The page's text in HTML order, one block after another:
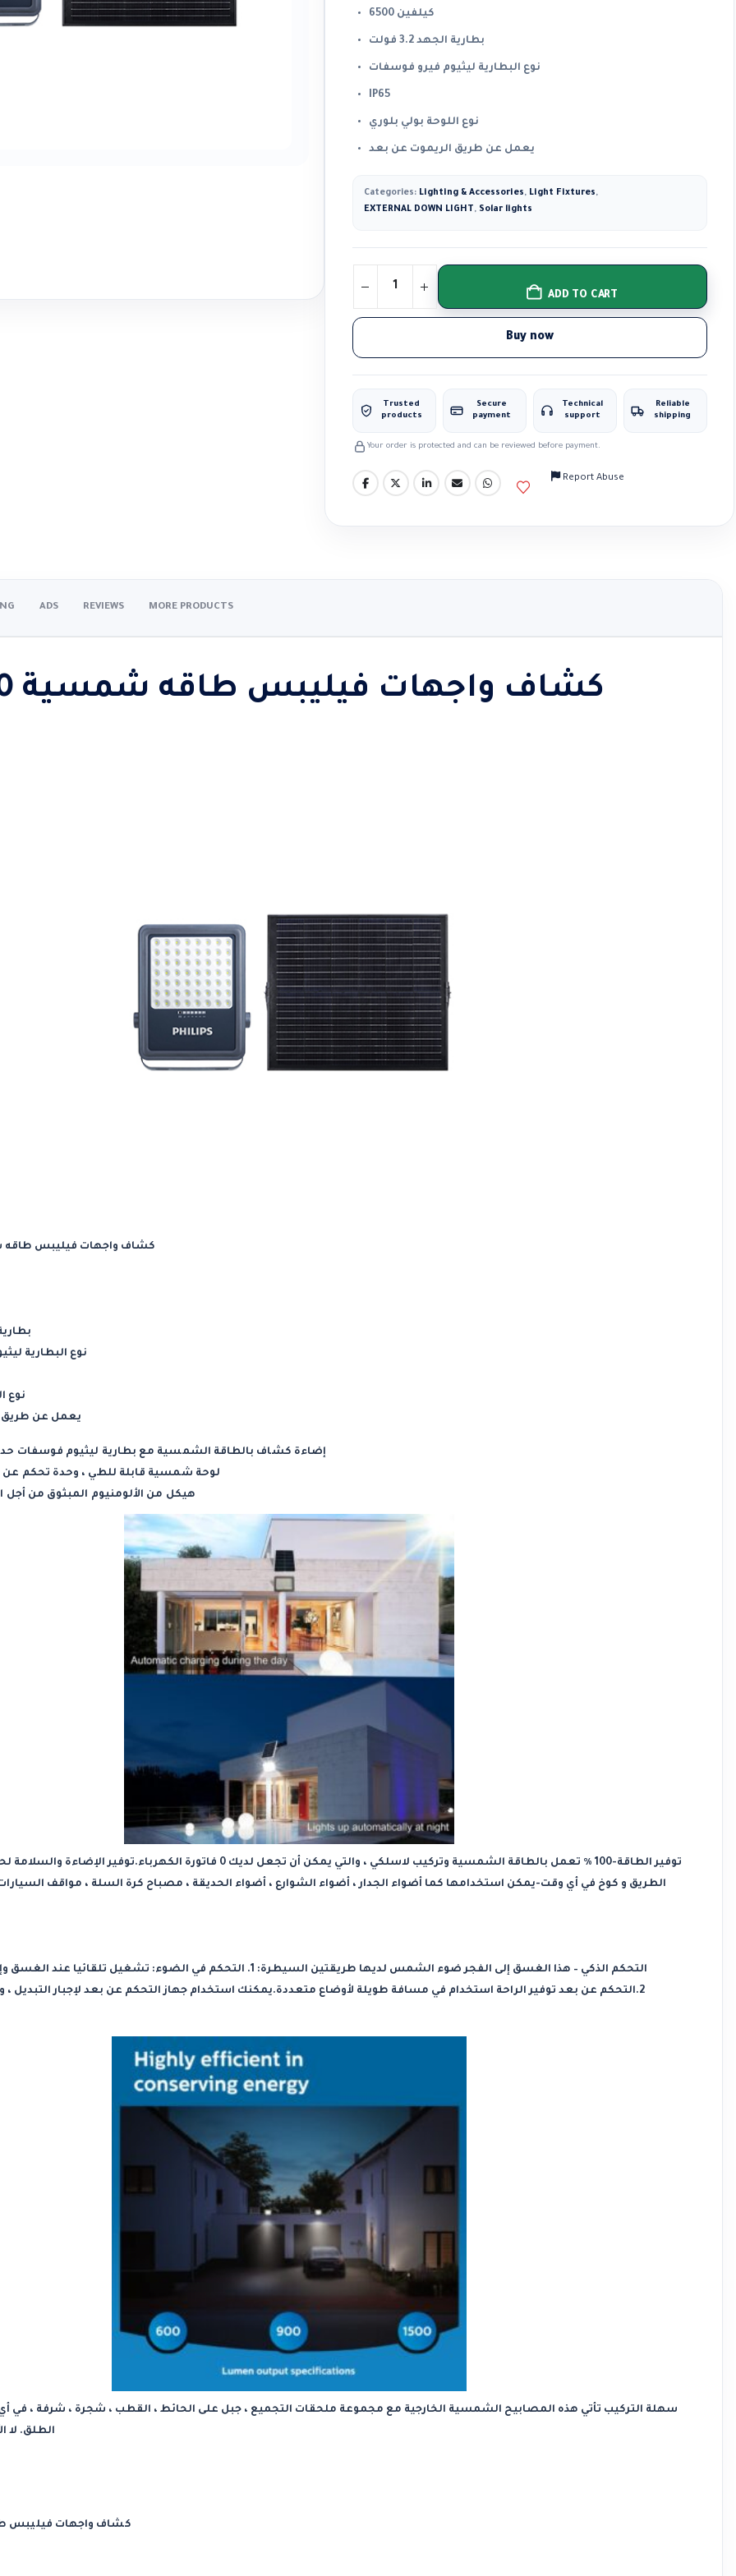
بطارية الجهد 3.2 فولت
نوع البطارية ليثيوم فيرو فوسفات
IP65
نوع اللوحة بولي بلوري
يعمل عن طريق الريموت عن بعد
Categories: Lighting & Accessories, Light Fixtures,
EXTERNAL DOWN LIGHT , Solar lights
ADD TO CART
Buy now
Trusted
products
Secure
payment
Technical
support
Reliable
shipping
Your order is protected and can be reviewed before payment.
Report Abuse
ADS REVIEWS MORE PRODUCTS
كشاف واجهات فيليبس طاقه شمسية 300 وات
كشاف واجهات فيليبس طاقه
بطارية
نوع البطارية
نوع
يعمل عن طريق
إضاءة كشاف بالطاقة الشمسية مع بطارية ليثيوم فوسفات
لوحة شمسية قابلة للطي ، وحدة تحكم عن
هيكل من الألومنيوم المبثوق من أجل
توفير الطاقة-100 ٪ تعمل بالطاقة الشمسية وتركيب لاسلكي ، والتي يمكن أن تجعل لديك 0 فاتورة
الطريق و كوخ في أي وقت-يمكن استخدامها كما أضواء الجدار ، أضواء الشوارع ، أضواء الحديقة ، مصباح كرة السلة ، مواقف
التحكم الذكي – هذا الغسق إلى الفجر ضوء الشمس لديها طريقتين السيطرة: 1. التحكم في الضوء: تشغيل
2.التحكم عن بعد توفير الراحة استخدام في مسافة طويلة لأوضاع متعددة.يمكنك استخدام جهاز التحكم عن بعد لإجبار التبديل
سهلة التركيب تأتي هذه المصابيح الشمسية الخارجية مع مجموعة ملحقات التجميع ، جبل على الحائط ، القطب ، شجرة ، شرفة ، في
الطلق. لا
كشاف واجهات فيليبس طاقه